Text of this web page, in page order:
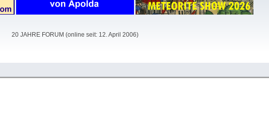
20 JAHRE FORUM (online seit: 12. April 2006)